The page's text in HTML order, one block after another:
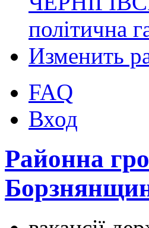
політична
Изменить
FAQ
Вход
Районна